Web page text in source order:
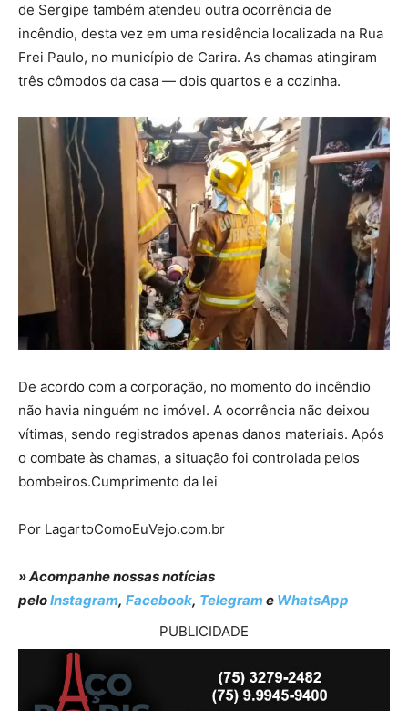
de Sergipe também atendeu outra ocorrência de
incêndio, desta vez em uma residência localizada na Rua
Frei Paulo, no município de Carira. As chamas atingiram
três cômodos da casa — dois quartos e a cozinha.
De acordo com a corporação, no momento do incêndio
não havia ninguém no imóvel. A ocorrência não deixou
vítimas, sendo registrados apenas danos materiais. Após
o combate às chamas, a situação foi controlada pelos
bombeiros.Cumprimento da lei
Por LagartoComoEuVejo.com.br
» Acompanhe nossas notícias
peloInstagram, Facebook, Telegram e WhatsApp
PUBLICIDADE